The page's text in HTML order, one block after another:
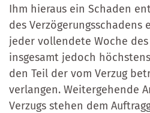
Ihm hieraus ein Schaden
des Verzögerungsschadens
jeder vollendete Woche des
insgesamt jedoch
den Teil der vom Verzug
verlangen. Weitergehende
Verzugs stehen dem